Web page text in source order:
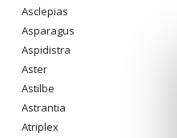
Asclepias
Asparagus
Aspidistra
Aster
Astilbe
Astrantia
Atriplex